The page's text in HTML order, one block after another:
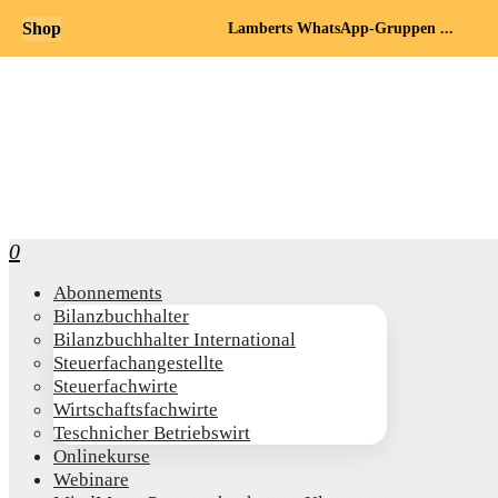
0
Abon­ne­ments
Bilanz­buch­hal­ter
Bilanz­buch­hal­ter International
Steu­er­fach­an­ge­stell­te
Steu­er­fach­wir­te
Wirt­schafts­fach­wir­te
Teschni­cher Betriebswirt
Online­kur­se
Web­i­na­re
Shop Lamberts WhatsApp-Gruppen ...